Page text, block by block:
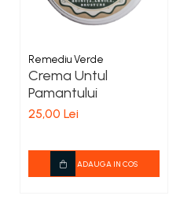
Remediu Verde
Crema Untul
Pamantului
25,00 Lei
ADAUGA IN COS